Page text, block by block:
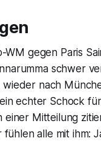
gegen Paris
schwer
nach
echter Schock
einer Mitteilung
alle mit ihm: